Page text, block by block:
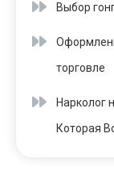
Выбор
торговле
Нарколог
Которая